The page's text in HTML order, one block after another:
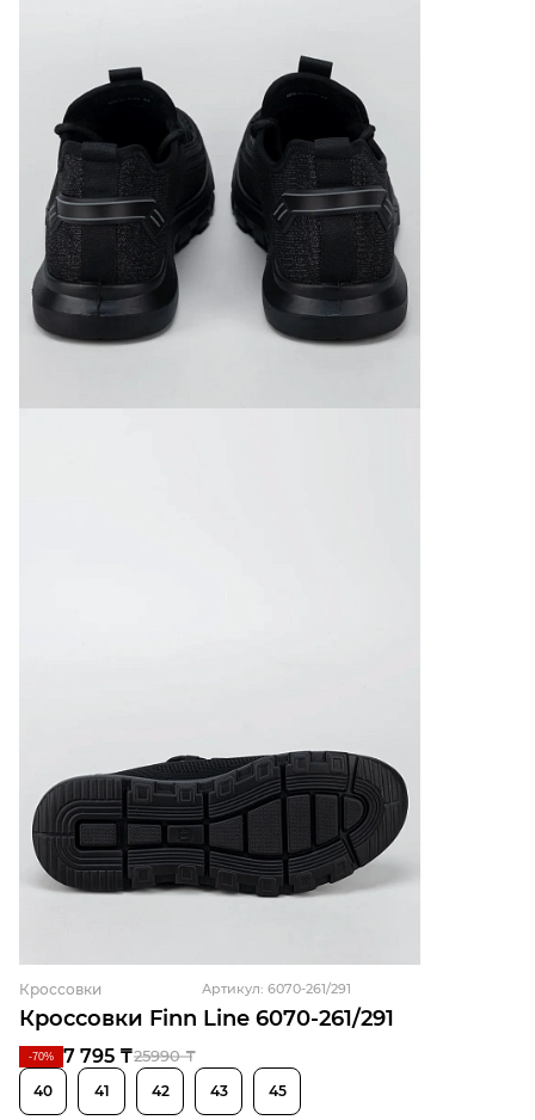
Кроссовки Finn Line 6070-261/291
Кроссовки Артикул: 6070-261/291
25990 ₸
7 795 ₸
-70%
40 41 42 43 45